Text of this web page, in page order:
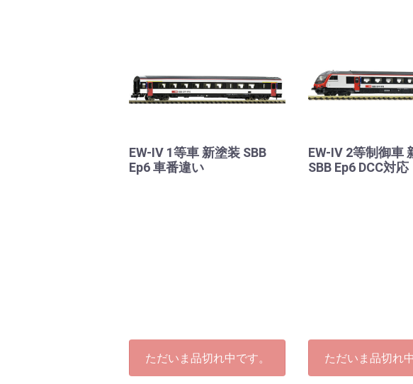
EW-IV 1等車 新塗装 SBB
Ep6 車番違い
ただいま品切れ中です。
EW-IV 2等制御車
SBB Ep6 DCC対応
ただいま品切れ中